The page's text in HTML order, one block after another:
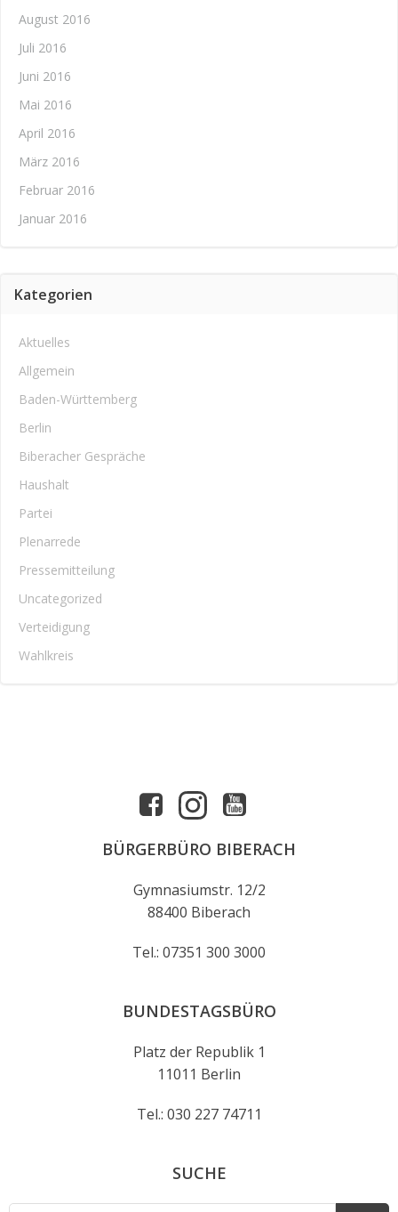
August 2016
Juli 2016
Juni 2016
Mai 2016
April 2016
März 2016
Februar 2016
Januar 2016
Kategorien
Aktuelles
Allgemein
Baden-Württemberg
Berlin
Biberacher Gespräche
Haushalt
Partei
Plenarrede
Pressemitteilung
Uncategorized
Verteidigung
Wahlkreis
BÜRGERBÜRO BIBERACH
Gymnasiumstr. 12/2
88400 Biberach
Tel.: 07351 300 3000
BUNDESTAGSBÜRO
Platz der Republik 1
11011 Berlin
Tel.: 030 227 74711
SUCHE